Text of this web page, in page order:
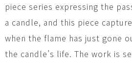
piece series expressing the
a candle, and this piece
when the flame has just gone
the candle’s life. The work is